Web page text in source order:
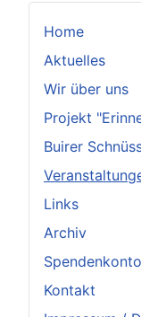
Home
Aktuelles
Wir über uns
Projekt
Buirer
Links
Archiv
Spendenkonto
Kontakt